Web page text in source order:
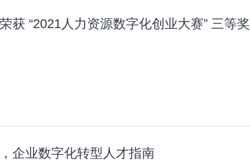
获 “2021人力资源数字化创业大赛” 三等奖
企业数字化转型人才指南